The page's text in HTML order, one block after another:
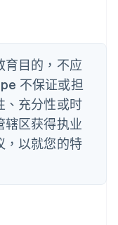
育目的，不应
不保证或担
、充分性或时
辖区获得执业
，以就您的特